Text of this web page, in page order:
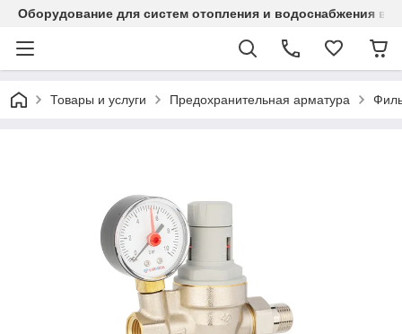
Оборудование для систем отопления и водоснабжения в
Товары и услуги Предохранительная арматура